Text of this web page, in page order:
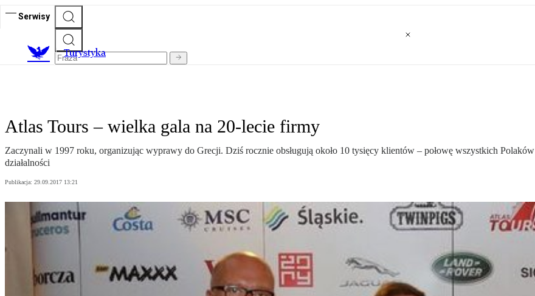
Serwisy
Turystyka
Atlas Tours – wielka gala na 20-lecie firmy
Zaczynali w 1997 roku, organizując wyprawy do Grecji. Dziś rocznie obsługują około 10 tysięcy klientów – połowę wszystkich
działalności
Publikacja: 29.09.2017 13:21